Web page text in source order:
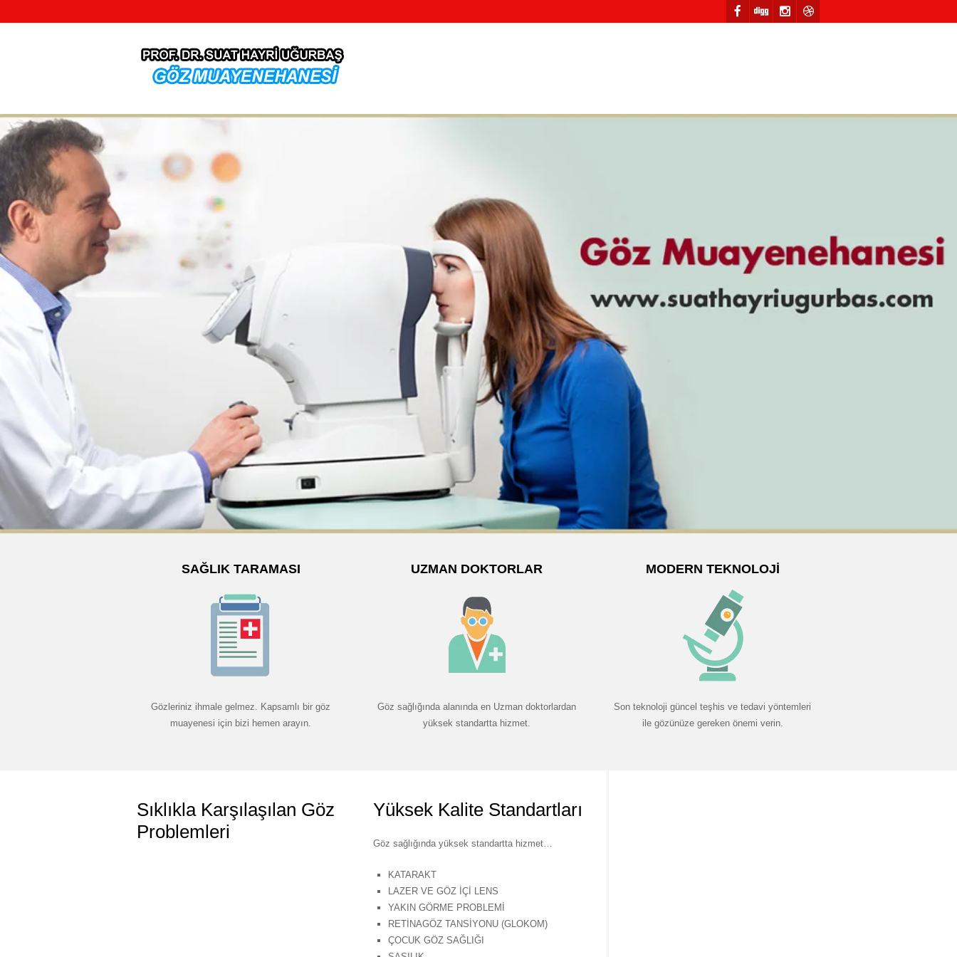
SAĞLIK TARAMASI
Gözleriniz ihmale gelmez. Kapsamlı bir göz
muayenesi için bizi hemen arayın.
UZMAN DOKTORLAR
Göz sağlığında alanında en Uzman doktorlardan
yüksek standartta hizmet.
MODERN TEKNOLOJI
Son teknoloji güncel teşhis ve tedavi yöntemleri
ile gözünüze gereken önemi verin.
Sıklıkla Karşılaşılan Göz
Problemleri
Yüksek Kalite Standartları
Göz sağlığında yüksek standartta hizmet…
KATARAKT
LAZER VE GÖZ İÇİ LENS
YAKIN GÖRME PROBLEMİ
RETİNAGÖZ TANSİYONU (GLOKOM)
ÇOCUK GÖZ SAĞLIĞI